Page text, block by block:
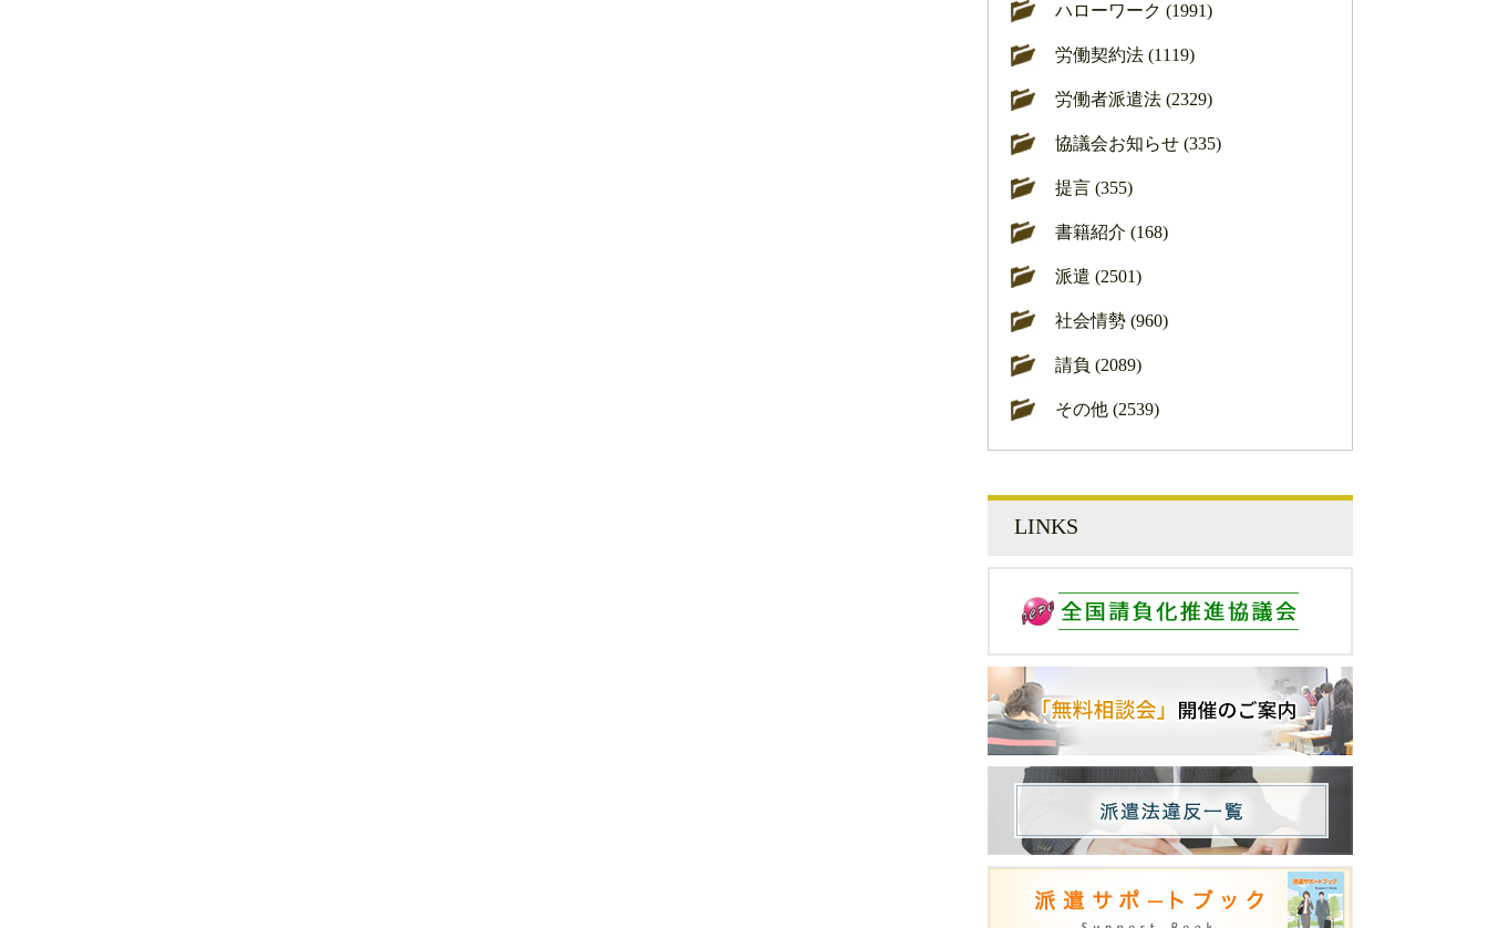
ハローワーク (1991)
労働契約法 (1119)
労働者派遣法 (2329)
協議会お知らせ (335)
提言 (355)
書籍紹介 (168)
派遣 (2501)
社会情勢 (960)
請負 (2089)
その他 (2539)
LINKS